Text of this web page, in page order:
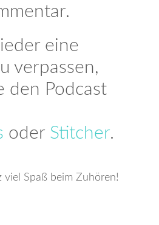
eine
verpassen,
den Podcast
oder Stitcher.
viel Spaß beim Zuhören!